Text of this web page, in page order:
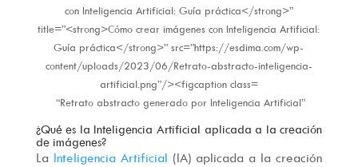
“Retrato abstracto generado por Inteligencia Artificial”
¿Qué es la Inteligencia Artificial aplicada a la creación
de imágenes?
La Inteligencia Artificial (IA) aplicada a la creación